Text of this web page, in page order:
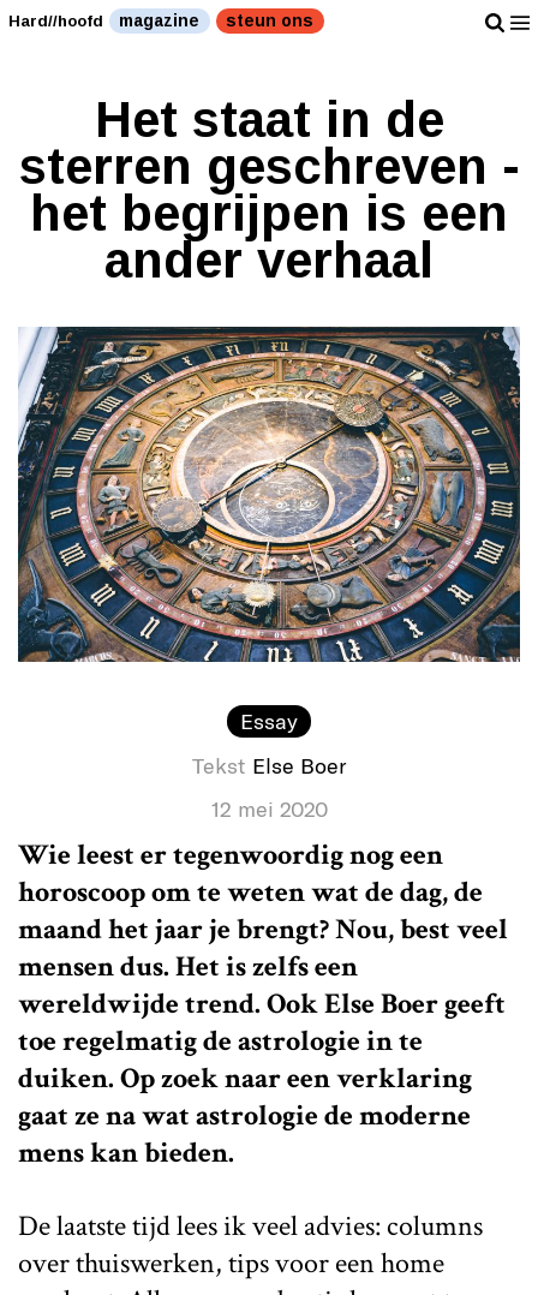
Hard//hoofd magazine steun ons
Het staat in de
sterren geschreven -
het begrijpen is een
ander verhaal
Essay
Tekst Else Boer
12 mei 2020
Wie leest er tegenwoordig nog een
horoscoop om te weten wat de dag, de
maand het jaar je brengt? Nou, best veel
mensen dus. Het is zelfs een
wereldwijde trend. Ook Else Boer geeft
toe regelmatig de astrologie in te
duiken. Op zoek naar een verklaring
gaat ze na wat astrologie de moderne
mens kan bieden.
De laatste tijd lees ik veel advies: columns
over thuiswerken, tips voor een home